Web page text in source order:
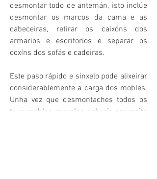
desmontar todo de antemán, isto inclúe
desmontar os marcos da cama e as
cabeceiras, retirar os caixóns dos
armarios e escritorios e separar os
coxíns dos sofás e cadeiras.
Este paso rápido e sinxelo pode alixeirar
considerablemente a carga dos mobles.
Unha vez que desmontaches todos os
teus mobles, movelos debería ser moito